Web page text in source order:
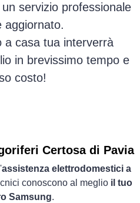
servizio professionale
aggiornato.
a casa tua interverrà
in brevissimo tempo e
costo!
Certosa di Pavia
assistenza elettrodomestici a
conoscono al meglio il tuo
Samsung.